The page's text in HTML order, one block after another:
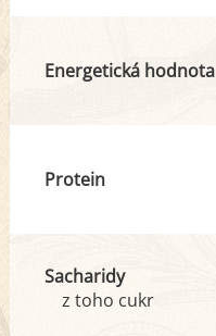
Energetická hodnota
Protein
Sacharidy
z toho cukr